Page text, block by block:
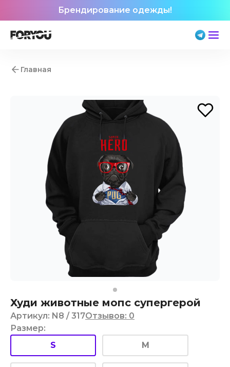
Брендирование одежды!
Главная
Худи животные мопс супергерой
Артикул: N8 / 317Отзывов: 0
Размер:
S
M